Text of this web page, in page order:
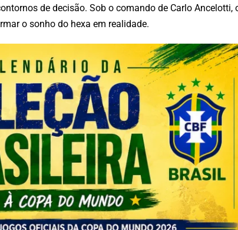
de decisão. Sob o comando de Carlo Ancelotti,
o sonho do hexa em realidade.